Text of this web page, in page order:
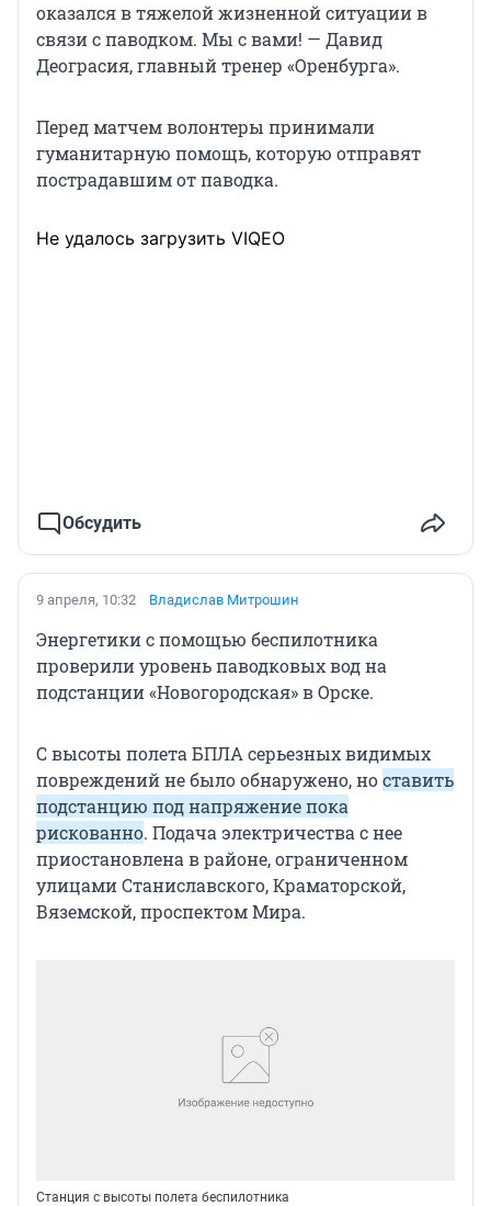
оказался в тяжелой жизненной ситуации в
связи с паводком. Мы с вами! — Давид
Деограсия, главный тренер «Оренбурга».
Перед матчем волонтеры принимали
гуманитарную помощь, которую отправят
пострадавшим от паводка.
Не удалось загрузить VIQEO
Обсудить
9 апреля, 10:32 Владислав Митрошин
Энергетики с помощью беспилотника
проверили уровень паводковых вод на
подстанции «Новогородская» в Орске.
С высоты полета БПЛА серьезных видимых
повреждений не было обнаружено, ноставить
подстанцию под напряжение пока
рискованно. Подача электричества с нее
приостановлена в районе, ограниченном
улицами Станиславского, Краматорской,
Вяземской, проспектом Мира.
Станция с высоты полета беспилотника